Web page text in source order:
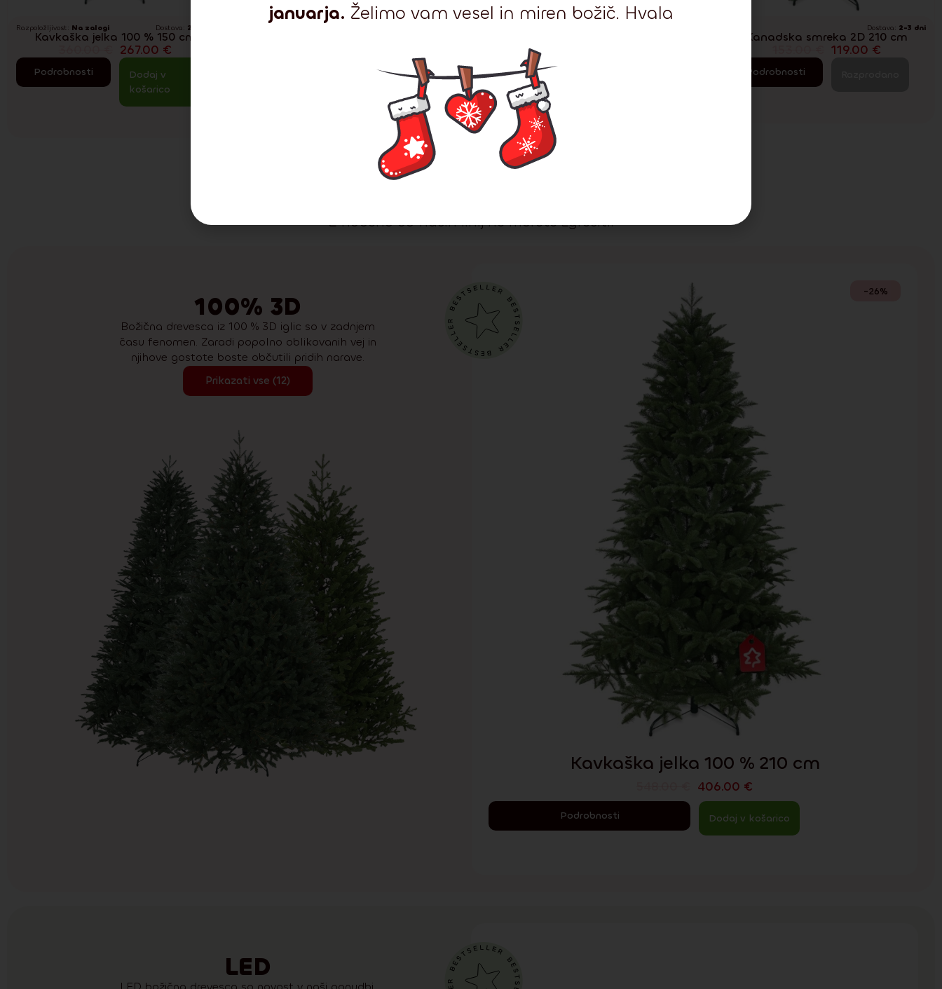
Razpoložljivost: Na zalogi Dostava: 2-3 dni
Kavkaška jelka 100 % 150 cm
267.00 €
Podrobnosti
Dodaj v
košarico
Dodaj v
360.00
Podrobnosti
Dostava: 2-3 dni
Kanadska smreka 2D 210 cm
119.00 €
Podrobnosti
Z nobeno od naših linij ne morete zgrešiti.
100% 3D
Božična drevesca iz 100 % 3D iglic so v zadnjem
času fenomen. Zaradi popolno oblikovanih vej in
njihove gostote boste občutili pridih narave.
Prikazati vse (12)
-26%
Kavkaška jelka 100 % 210 cm
406.00 €
Podrobnosti Dodaj v košarico
LED
januarja. Želimo vam vesel in miren božič. Hvala